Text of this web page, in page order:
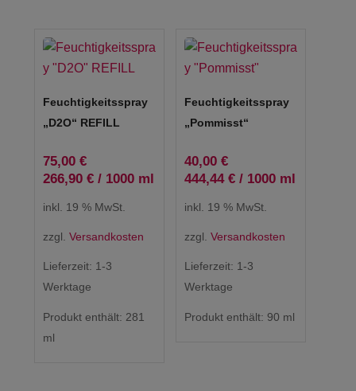
Feuchtigkeitsspray
„D2O“ REFILL
75,00 €
266,90 €/ 1000 ml
inkl. 19 % MwSt.
zzgl. Versandkosten
Lieferzeit: 1-3
Werktage
Produkt enthält: 281
ml
Feuchtigkeitsspray
„Pommisst“
40,00 €
444,44 €/ 1000 ml
inkl. 19 % MwSt.
zzgl. Versandkosten
Lieferzeit: 1-3
Werktage
Produkt enthält: 90 ml